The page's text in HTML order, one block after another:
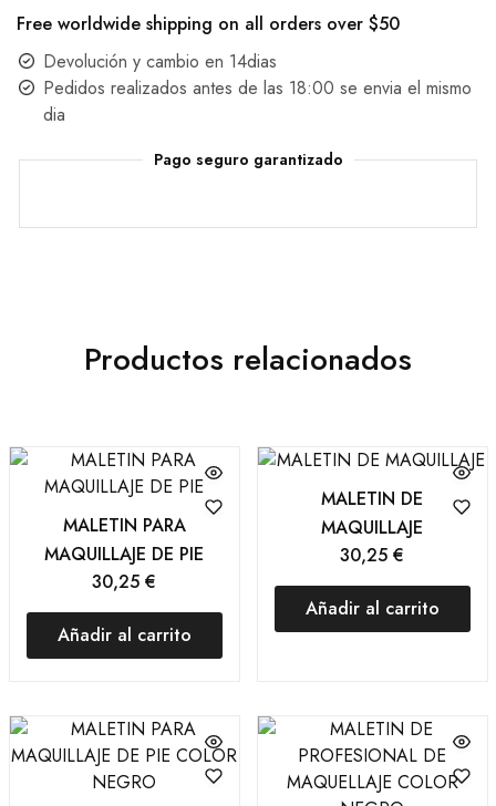
Free worldwide shipping on all orders over $50
Devolución y cambio en 14dias
Pedidos realizados antes de las 18:00 se envia el mismo
dia
Pago seguro garantizado
Productos relacionados
MALETIN PARA
MAQUILLAJE DE PIE
30,25 €
Añadir al carrito
MALETIN DE
MAQUILLAJE
30,25 €
Añadir al carrito